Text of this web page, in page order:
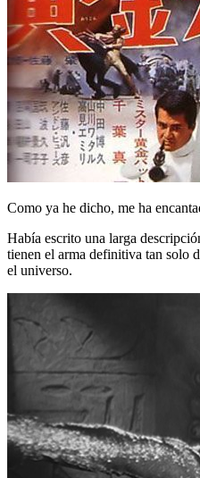
Como ya he dicho, me ha
Había escrito una larga
tienen el arma definitiva tan solo
el universo.